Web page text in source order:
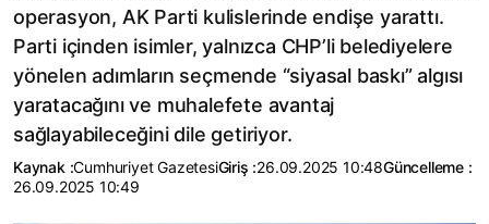
operasyon, AK Parti kulislerinde endişe yarattı.
Parti içinden isimler, yalnızca CHP’li belediyelere
yönelen adımların seçmende “siyasal baskı” algısı
yaratacağını ve muhalefete avantaj
sağlayabileceğini dile getiriyor.
Kaynak :Cumhuriyet GazetesiGiriş :26.09.2025 10:48Güncelleme :
26.09.2025 10:49